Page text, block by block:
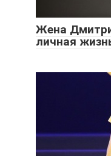
Жена
личная